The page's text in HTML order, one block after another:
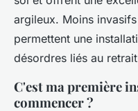
argileux. Moins
permettent une
désordres liés au
C'est ma première
commencer ?